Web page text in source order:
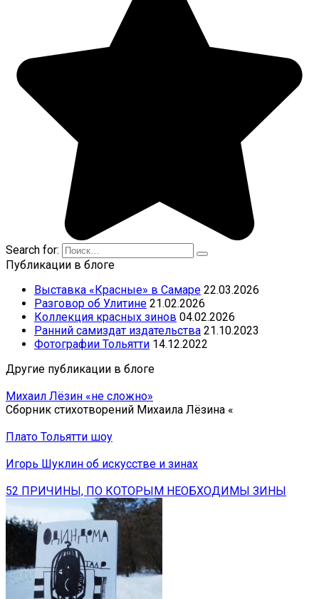
Search for:
Публикации в блоге
Выставка «Красные» в Самаре 22.03.2026
Разговор об Улитине 21.02.2026
Коллекция красных зинов 04.02.2026
Ранний самиздат издательства 21.10.2023
Фотографии Тольятти 14.12.2022
Другие публикации в блоге
Михаил Лёзин «не сложно»
Сборник стихотворений Михаила Лёзина «
Плато Тольятти шоу
Игорь Шуклин об искусстве и зинах
52 ПРИЧИНЫ, ПО КОТОРЫМ НЕОБХОДИМЫ ЗИНЫ